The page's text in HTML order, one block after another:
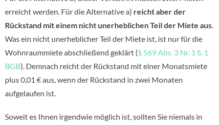
erreicht werden. Für die Alternative a) reicht aber der
Rückstand mit einem nicht unerheblichen Teil der Miete aus.
Was ein nicht unerheblicher Teil der Miete ist, ist nur für die
Wohnraummiete abschließend geklärt (§ 569 Abs. 3 Nr. 1 S. 1
BGB). Demnach reicht der Rückstand mit einer Monatsmiete
plus 0,01 € aus, wenn der Rückstand in zwei Monaten
aufgelaufen ist.
Soweit es Ihnen irgendwie möglich ist, sollten Sie niemals in